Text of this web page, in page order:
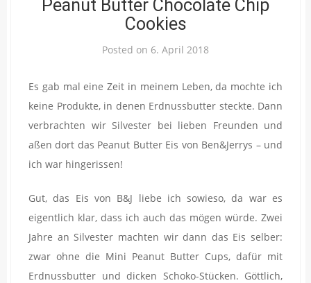
Peanut Butter Chocolate Chip
Cookies
Posted on 6. April 2018
Es gab mal eine Zeit in meinem Leben, da mochte ich
keine Produkte, in denen Erdnussbutter steckte. Dann
verbrachten wir Silvester bei lieben Freunden und
aßen dort das Peanut Butter Eis von Ben&Jerrys – und
ich war hingerissen!
Gut, das Eis von B&J liebe ich sowieso, da war es
eigentlich klar, dass ich auch das mögen würde. Zwei
Jahre an Silvester machten wir dann das Eis selber:
zwar ohne die Mini Peanut Butter Cups, dafür mit
Erdnussbutter und dicken Schoko-Stücken. Göttlich,